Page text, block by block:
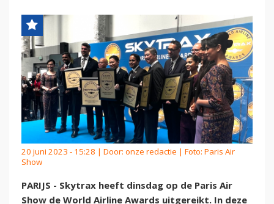
20 juni 2023 - 15:28 | Door: onze redactie | Foto: Paris Air
Show
PARIJS - Skytrax heeft dinsdag op de Paris Air
Show de World Airline Awards uitgereikt. In deze